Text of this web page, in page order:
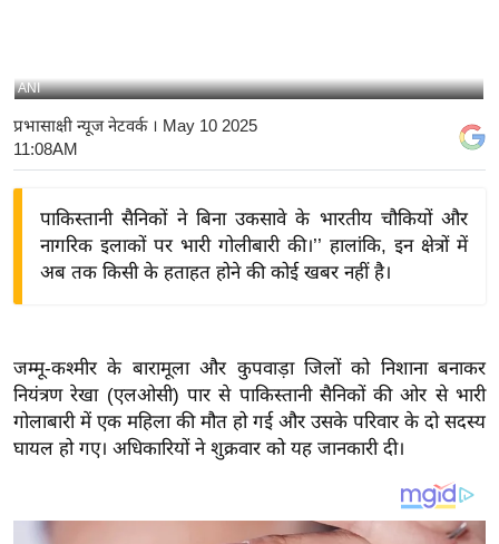
ष्ट्री
य
बि
ज
ग
त
वि
ANI
प्रभासाक्षी न्यूज नेटवर्क। May 10 2025
11:08AM
पाकिस्तानी सैनिकों ने बिना उकसावे के भारतीय चौकियों और
नागरिक इलाकों पर भारी गोलीबारी की।’’ हालांकि, इन क्षेत्रों में
अब तक किसी के हताहत होने की कोई खबर नहीं है।
जम्मू-कश्मीर के बारामूला और कुपवाड़ा जिलों को निशाना बनाकर
नियंत्रण रेखा (एलओसी) पार से पाकिस्तानी सैनिकों की ओर से भारी
गोलाबारी में एक महिला की मौत हो गई और उसके परिवार के दो सदस्य
घायल हो गए। अधिकारियों ने शुक्रवार को यह जानकारी दी।